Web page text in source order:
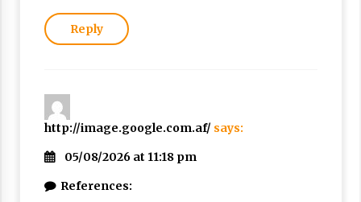
Reply
http://image.google.com.af/ says:
05/08/2026 at 11:18 pm
References: